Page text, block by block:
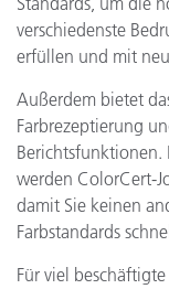
verschiedenste
erfüllen und mit
Außerdem bietet
Farbrezeptierung
werden ColorCert-
damit Sie keinen
Farbstandards
Für viel